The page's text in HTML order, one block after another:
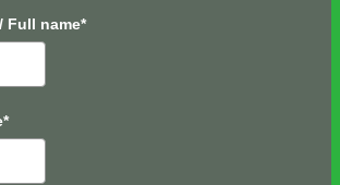
Full name*